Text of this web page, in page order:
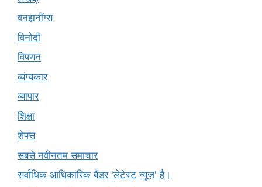
वनझनींग्स
विनोदी
विपणन
व्यंग्यकार
व्यापार
शिक्षा
शेफ्स
सबसे नवीनतम समाचार
सर्वाधिक आधिकारिक बैंडर 'लेटेस्ट न्यूज़' है।